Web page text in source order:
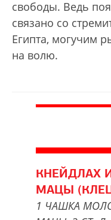
свободы. Ведь
связано со
Египта, могучим
на волю.
КНЕЙДЛАХ
МАЦЫ
1 ЧАШКА